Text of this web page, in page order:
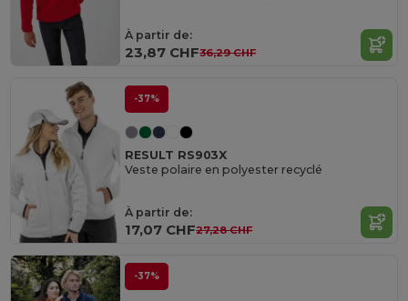
À partir de:
23,87 CHF36,29 CHF
-37%
RESULT RS903X
Veste polaire en polyester recyclé
À partir de:
17,07 CHF27,28 CHF
-37%